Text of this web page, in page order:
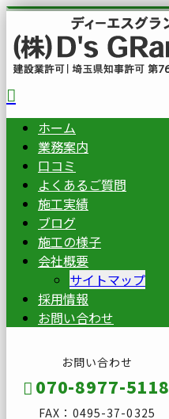
ホーム
業務案内
口コミ
よくあるご質問
施工実績
ブログ
施工の様子
会社概要
サイトマップ
採用情報
お問い合わせ
お問い合わせ
070-8977-5118
FAX：0495-37-0325